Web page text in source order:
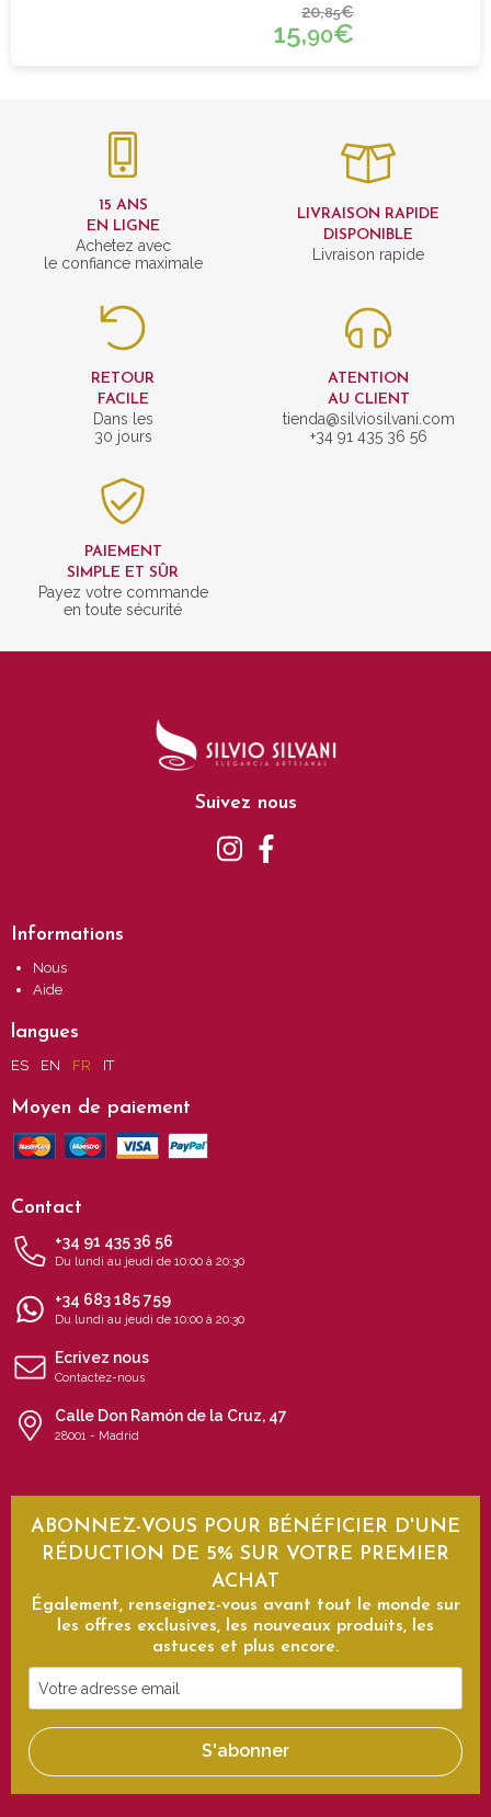
20,85€
15,90€
15 ANS
EN LIGNE
Achetez avec
le confiance maximale
LIVRAISON RAPIDE
DISPONIBLE
Livraison rapide
RETOUR
FACILE
Dans les
30 jours
ATENTION
AU CLIENT
tienda@silviosilvani.com
+34 91 435 36 56
PAIEMENT
SIMPLE ET SÛR
Payez votre commande
en toute sécurité
Suivez nous
Informations
Nous
Aide
langues
ES EN FR IT
Moyen de paiement
Contact
+34 91 435 36 56
Du lundi au jeudi de 10:00 à 20:30
+34 683 185 759
Du lundi au jeudi de 10:00 à 20:30
Ecrivez nous
Contactez-nous
Calle Don Ramón de la Cruz, 47
28001 - Madrid
ABONNEZ-VOUS POUR BÉNÉFICIER D'UNE
RÉDUCTION DE 5% SUR VOTRE PREMIER
ACHAT
Également, renseignez-vous avant tout le monde sur
les offres exclusives, les nouveaux produits, les
astuces et plus encore.
Votre
adresse
email
S'abonner